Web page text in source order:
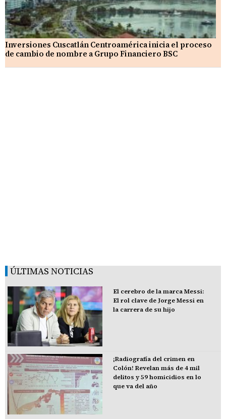
Inversiones Cuscatlán Centroamérica inicia el proceso
de cambio de nombre a Grupo Financiero BSC
ÚLTIMAS NOTICIAS
El cerebro de la marca Messi:
El rol clave de Jorge Messi en
la carrera de su hijo
¡Radiografía del crimen en
Colón! Revelan más de 4 mil
delitos y 59 homicidios en lo
que va del año